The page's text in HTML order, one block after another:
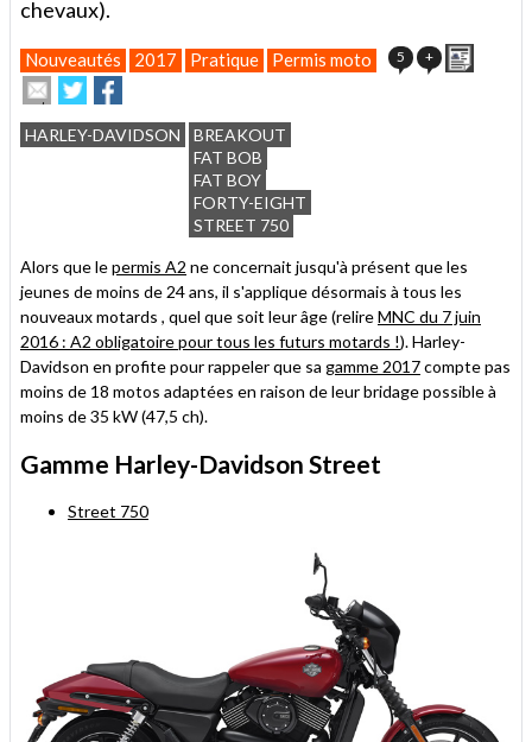
chevaux).
Nouveautés 2017 Pratique Permis moto 5 +
Envoyer
cet
article
à
Partager
sur
Twitter
sur
Facebook
HARLEY-DAVIDSON
BREAKOUT
FAT BOB
FAT BOY
FORTY-EIGHT
STREET 750
Alors que lepermis A2 ne concernait jusqu'à présent que les
jeunes de moins de 24 ans, il s'applique désormais à tous les
nouveaux motards , quel que soit leur âge (relireMNC du 7 juin
2016 : A2 obligatoire pour tous les futurs motards !). Harley-
Davidson en profite pour rappeler que sa gamme 2017compte pas
moins de 18 motos adaptées en raison de leur bridage possible à
moins de 35 kW (47,5 ch).
Gamme Harley-Davidson Street
Street 750